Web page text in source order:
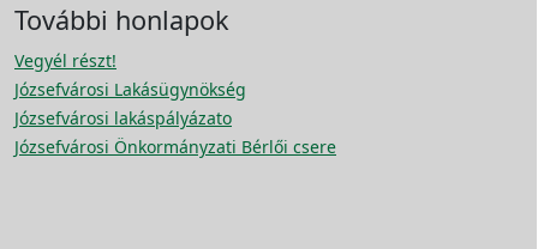
További honlapok
Vegyél részt!
Józsefvárosi Lakásügynökség
Józsefvárosi lakáspályázato
Józsefvárosi Önkormányzati Bérlői csere